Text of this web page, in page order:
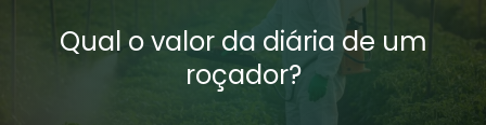
Qual o valor da diária de um
roçador?